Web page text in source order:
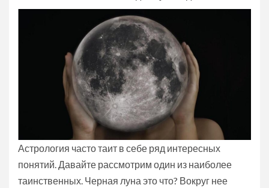
Астрология часто таит в себе ряд интересных
понятий. Давайте рассмотрим один из наиболее
таинственных. Черная луна это что? Вокруг нее